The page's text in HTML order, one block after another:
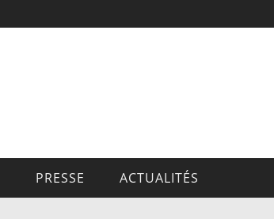
PRESSE ACTUALITÉS